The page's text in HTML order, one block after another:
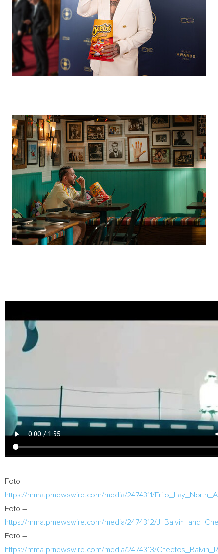
Foto –
https://mma.prnewswire.com/media/2474311/
Foto –
https://mma.prnewswire.com/media/2474312/
Foto –
https://mma.prnewswire.com/media/2474313/